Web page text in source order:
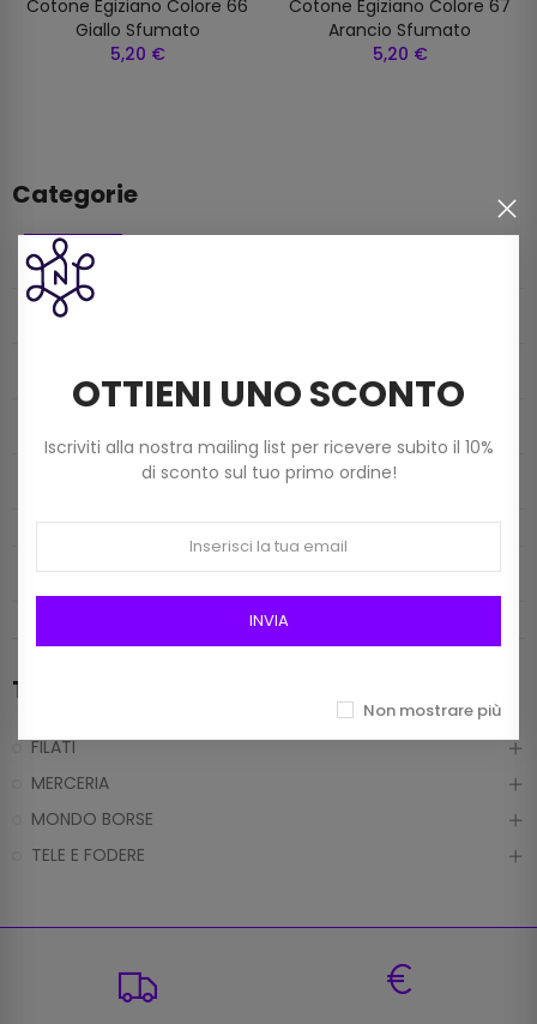
Cotone Egiziano Colore 66
Giallo Sfumato
5,20 €
Cotone Egiziano Colore 67
Arancio Sfumato
5,20 €
Categorie
CATALOGO
MERCERIA
INFO CONTATTI
Tutti i prodotti
FILATI
MERCERIA
MONDO BORSE
TELE E FODERE
OTTIENI UNO SCONTO
Iscriviti alla nostra mailing list per ricevere subito il 10%
di sconto sul tuo primo ordine!
INVIA
Non mostrare più